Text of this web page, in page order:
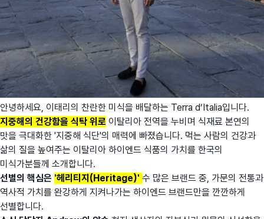
안녕하세요, 이태리의 찬란한 미식을 배달하는 Terra d’Italia입니다.
지중해의 건강함을 식탁 위로 이탈리아 전역을 누비며 식재료 본연의
맛을 극대화한 '지중해 식단'의 매력에 빠졌습니다. 먹는 사람의 건강과
삶의 질을 높여주는 이탈리아 하이엔드 식품의 가치를 한국의
미식가분들께 소개합니다.
선별의 핵심은 '헤리티지(Heritage)' 수 많은 브랜드 중, 가문의 전통과
역사적 가치를 완강하게 지켜나가는 하이엔드 브랜드만을 깐깐하게
선별합니다.